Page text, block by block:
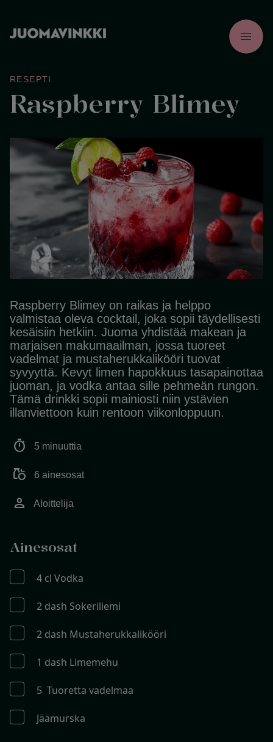
menu
RESEPTI
Raspberry Blimey
Raspberry Blimey on raikas ja helppo
valmistaa oleva cocktail, joka sopii täydellisesti
kesäisiin hetkiin. Juoma yhdistää makean ja
marjaisen makumaailman, jossa tuoreet
vadelmat ja mustaherukkalikööri tuovat
syvyyttä. Kevyt limen hapokkuus tasapainottaa
juoman, ja vodka antaa sille pehmeän rungon.
Tämä drinkki sopii mainiosti niin ystävien
illanviettoon kuin rentoon viikonloppuun.
timer 5 minuuttia
grocery 6 ainesosat
person Aloittelija
Ainesosat
4 cl Vodka
2 dash Sokeriliemi
2 dash Mustaherukkalikööri
1 dash Limemehu
5 Tuoretta vadelmaa
Jäämurska